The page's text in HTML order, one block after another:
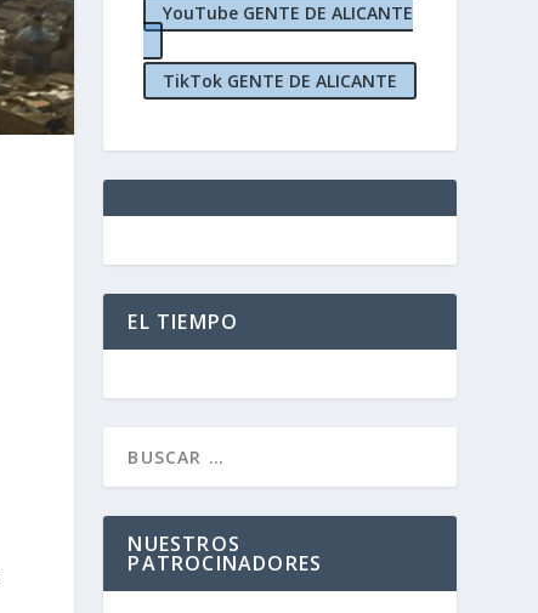
YouTube GENTE DE ALICANTE
TikTok GENTE DE ALICANTE
EL TIEMPO
NUESTROS
PATROCINADORES